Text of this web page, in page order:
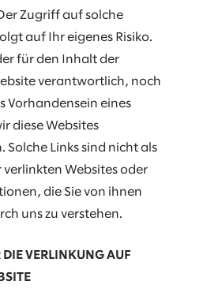
Zugriff auf solche
auf Ihr eigenes Risiko.
für den Inhalt der
verantwortlich, noch
Vorhandensein eines
diese Websites
Solche Links sind nicht als
verlinkten Websites oder
die Sie von ihnen
uns zu verstehen.
DIE VERLINKUNG AUF